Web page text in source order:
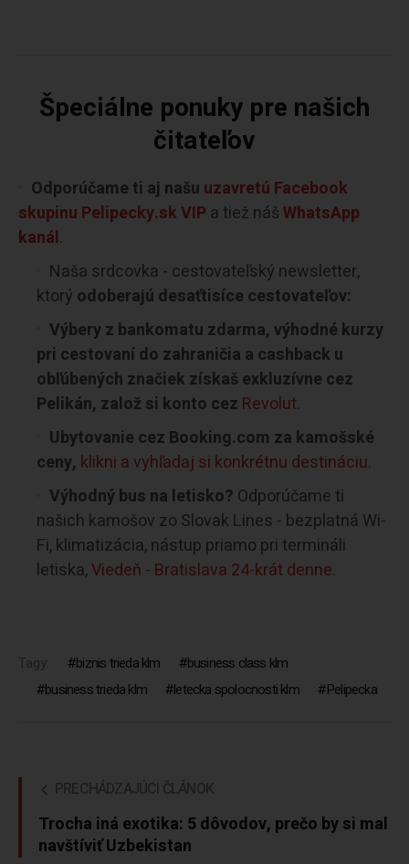
Špeciálne ponuky pre našich
čitateľov
Odporúčame ti aj našu uzavretú Facebook
skupinu Pelipecky.sk VIP a tiež nášWhatsApp
kanál.
Naša srdcovka - cestovateľský newsletter,
ktorý odoberajú desaťtisíce cestovateľov:
Výbery z bankomatu zdarma, výhodné kurzy
pri cestovaní do zahraničia a cashback u
obľúbených značiek získaš exkluzívne cez
Pelikán, založ si konto cez Revolut.
Ubytovanie cez Booking.com za kamošské
ceny, klikni a vyhľadaj si konkrétnu destináciu.
Výhodný bus na letisko? Odporúčame ti
našich kamošov zo Slovak Lines - bezplatná Wi-
Fi, klimatizácia, nástup priamo pri termináli
letiska,Viedeň - Bratislava 24-krát denne.
Tagy: biznis trieda klm
business class klm
business trieda klm
letecka spolocnosti klm Pelipecka
PRECHÁDZAJÚCI ČLÁNOK
Trocha iná exotika: 5 dôvodov, prečo by si mal
navštíviť Uzbekistan